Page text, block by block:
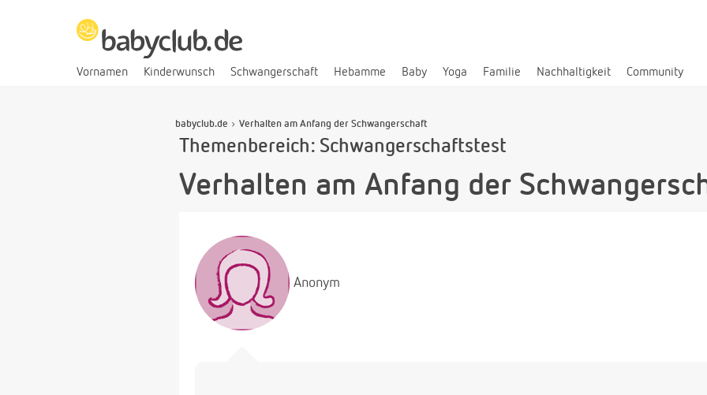
Vornamen Kinderwunsch Schwangerschaft Hebamme Baby Yoga Familie Nachhaltigkeit Community
babyclub.de Verhalten am Anfang der Schwangerschaft
Themenbereich: Schwangerschaftstest
Verhalten am Anfang der
Anonym